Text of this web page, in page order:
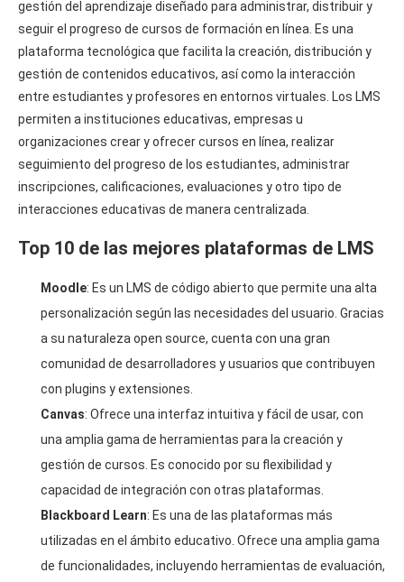
gestión del aprendizaje diseñado para administrar, distribuir y
seguir el progreso de cursos de formación en línea. Es una
plataforma tecnológica que facilita la creación, distribución y
gestión de contenidos educativos, así como la interacción
entre estudiantes y profesores en entornos virtuales. Los LMS
permiten a instituciones educativas, empresas u
organizaciones crear y ofrecer cursos en línea, realizar
seguimiento del progreso de los estudiantes, administrar
inscripciones, calificaciones, evaluaciones y otro tipo de
interacciones educativas de manera centralizada.
Top 10 de las mejores plataformas de LMS
Moodle: Es un LMS de código abierto que permite una alta
personalización según las necesidades del usuario. Gracias
a su naturaleza open source, cuenta con una gran
comunidad de desarrolladores y usuarios que contribuyen
con plugins y extensiones.
Canvas: Ofrece una interfaz intuitiva y fácil de usar, con
una amplia gama de herramientas para la creación y
gestión de cursos. Es conocido por su flexibilidad y
capacidad de integración con otras plataformas.
Blackboard Learn: Es una de las plataformas más
utilizadas en el ámbito educativo. Ofrece una amplia gama
de funcionalidades, incluyendo herramientas de evaluación,